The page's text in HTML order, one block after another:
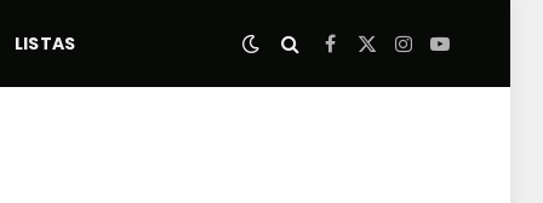
LISTAS Facebook
X
Instagram
YouTube